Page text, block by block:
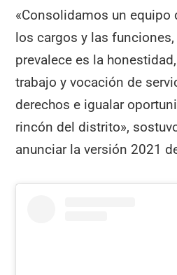
«Consolidamos un equipo
los cargos y las
prevalece es la
trabajo y vocación de
derechos e igualar
rincón del distrito»,
anunciar la versión 2021